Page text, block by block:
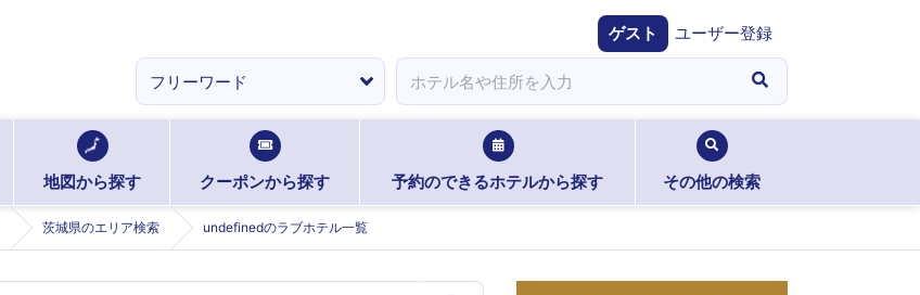
ゲスト ユーザー登録
地図から探す クーポンから探す 予約のできるホテルから探す その他の検索
茨城県のエリア検索 undefinedのラブホテル一覧